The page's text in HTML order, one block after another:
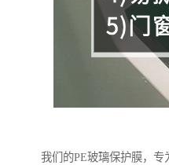
我们的PE玻璃保护膜，